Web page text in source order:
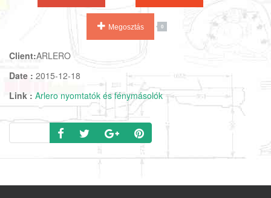
Megosztás 0
Client:ARLERO
Date : 2015-12-18
Link : Arlero nyomtatók és fénymásolók